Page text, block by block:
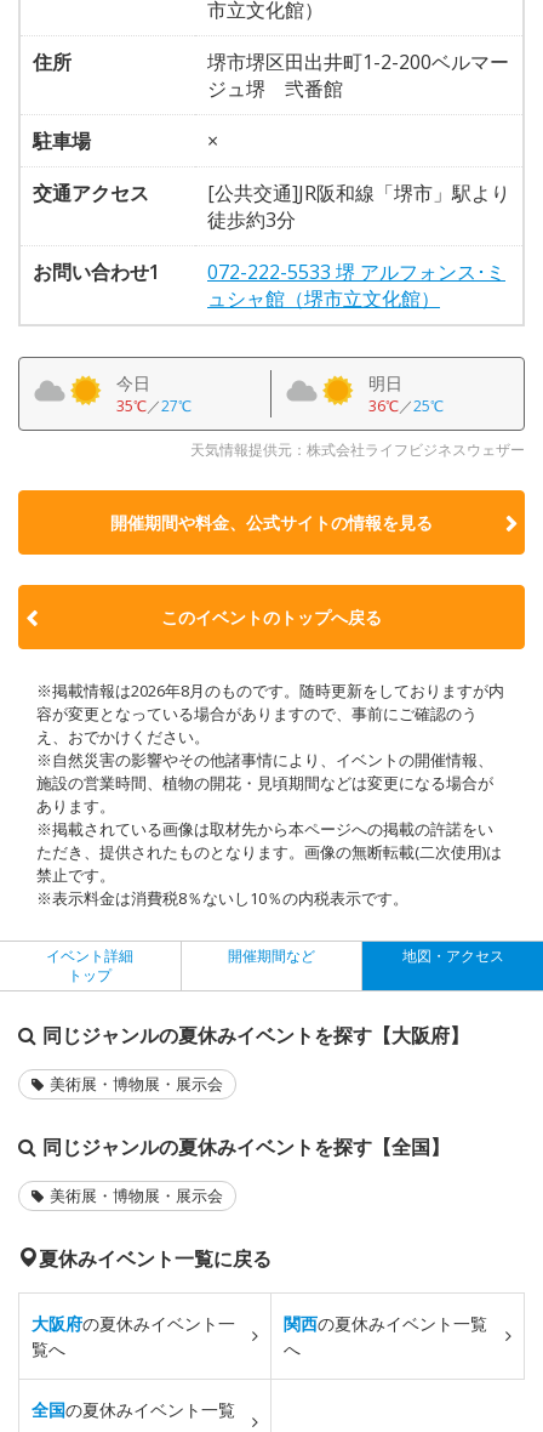
市立文化館）
住所
堺市堺区田出井町1-2-200ベルマー
ジュ堺 弐番館
駐車場
×
交通アクセス
[公共交通]JR阪和線「堺市」駅より
徒歩約3分
お問い合わせ1
072-222-5533 堺 アルフォンス･ミ
ュシャ館（堺市立文化館）
今日
35℃／27℃
明日
36℃／25℃
天気情報提供元：株式会社ライフビジネスウェザー
開催期間や料金、公式サイトの情報を見る
このイベントのトップへ戻る
※掲載情報は2026年8月のものです。随時更新をしておりますが内
容が変更となっている場合がありますので、事前にご確認のう
え、おでかけください。
※自然災害の影響やその他諸事情により、イベントの開催情報、
施設の営業時間、植物の開花・見頃期間などは変更になる場合が
あります。
※掲載されている画像は取材先から本ページへの掲載の許諾をい
ただき、提供されたものとなります。画像の無断転載(二次使用)は
禁止です。
※表示料金は消費税8％ないし10％の内税表示です。
イベント詳細
トップ
開催期間など 地図・アクセス
同じジャンルの夏休みイベントを探す【大阪府】
美術展・博物展・展示会
同じジャンルの夏休みイベントを探す【全国】
美術展・博物展・展示会
夏休みイベント一覧に戻る
大阪府の夏休みイベント一
覧へ
関西の夏休みイベント一覧
へ
全国の夏休みイベント一覧